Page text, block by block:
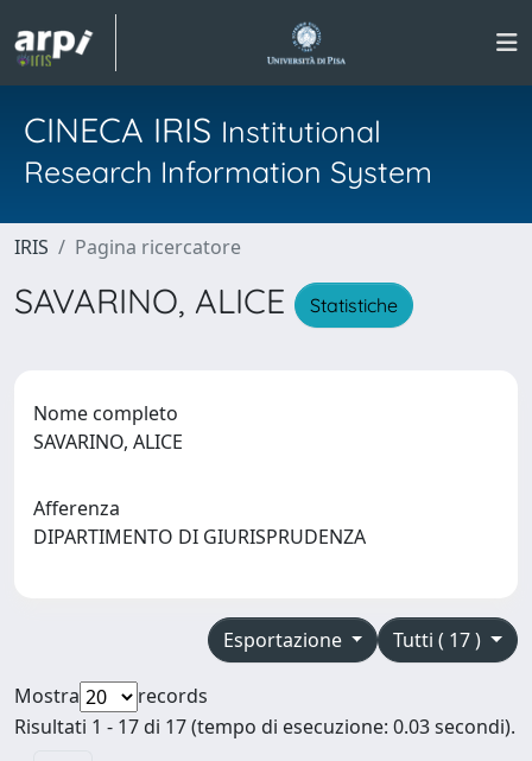
CINECA IRIS Institutional
Research Information System
IRIS Pagina ricercatore
SAVARINO, ALICE Statistiche
Nome completo
SAVARINO, ALICE
Afferenza
DIPARTIMENTO DI GIURISPRUDENZA
Tutti ( 17 )
Esportazione
Mostra
records
Risultati 1 - 17 di 17 (tempo di esecuzione: 0.03 secondi).